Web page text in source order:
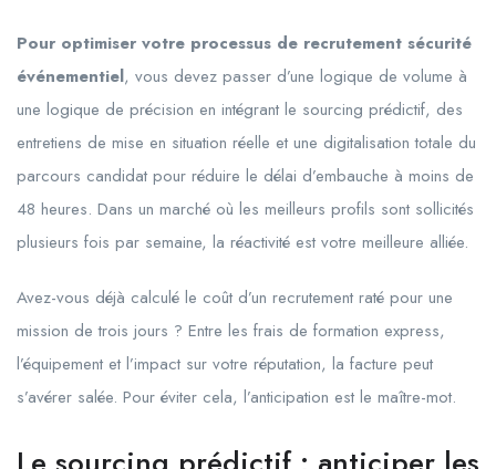
Pour optimiser votre processus de recrutement sécurité
événementiel, vous devez passer d’une logique de volume à
une logique de précision en intégrant le sourcing prédictif, des
entretiens de mise en situation réelle et une digitalisation totale du
parcours candidat pour réduire le délai d’embauche à moins de
48 heures. Dans un marché où les meilleurs profils sont sollicités
plusieurs fois par semaine, la réactivité est votre meilleure alliée.
Avez-vous déjà calculé le coût d’un recrutement raté pour une
mission de trois jours ? Entre les frais de formation express,
l’équipement et l’impact sur votre réputation, la facture peut
s’avérer salée. Pour éviter cela, l’anticipation est le maître-mot.